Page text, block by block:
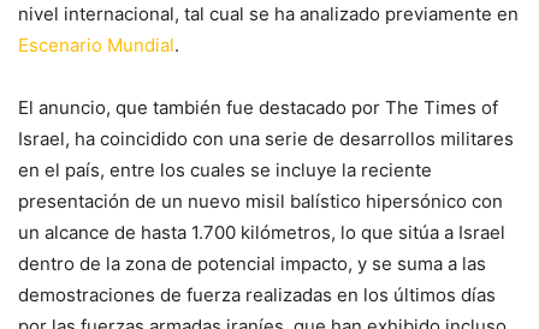
nivel internacional, tal cual se ha analizado previamente en
Escenario Mundial.
El anuncio, que también fue destacado por The Times of
Israel, ha coincidido con una serie de desarrollos militares
en el país, entre los cuales se incluye la reciente
presentación de un nuevo misil balístico hipersónico con
un alcance de hasta 1.700 kilómetros, lo que sitúa a Israel
dentro de la zona de potencial impacto, y se suma a las
demostraciones de fuerza realizadas en los últimos días